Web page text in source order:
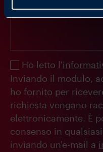
Ho letto l'
Inviando il modulo,
ho fornito per
richiesta vengano
elettronicamente. È
consenso in
inviando un'e-mail a